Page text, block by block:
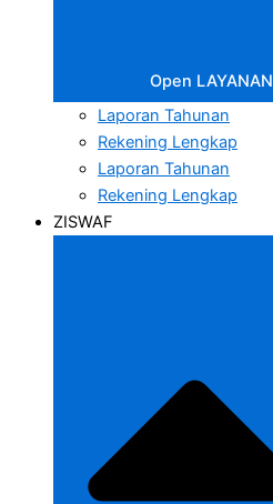
Open LAYANAN
Laporan Tahunan
Rekening Lengkap
Laporan Tahunan
Rekening Lengkap
ZISWAF